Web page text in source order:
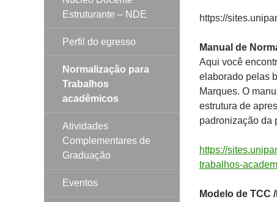
https://
Manual de
Aqui você
elaborado pelas
Marques. O
estrutura de
padronização da
https://
trabalhos-
Modelo de TCC
Estruturante – NDE
Perfil do egresso
Normalização para
Trabalhos
acadêmicos
Atividades
Complementares de
Graduação
Eventos